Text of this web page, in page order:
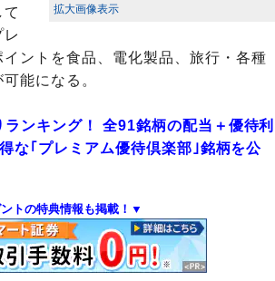
拡大画像表示
ントを食品、電化製品、旅行・各種
能になる。
ンキング！ 全91銘柄の配当＋優待利
な｢プレミアム優待倶楽部｣銘柄を公
トの特典情報も掲載！▼